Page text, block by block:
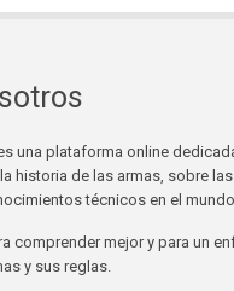
una plataforma online
historia de las armas, sobre
técnicos en el
comprender mejor y para un
y sus reglas.